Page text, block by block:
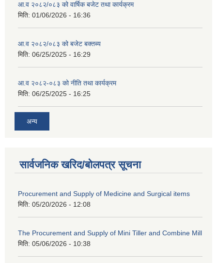
आ.व २०८२/०८३ को वार्षिक बजेट तथा कार्यक्रम
मिति: 01/06/2026 - 16:36
आ.व २०८२/०८३ को बजेट बक्तब्य
मिति: 06/25/2025 - 16:29
आ.व २०८२-०८३ को नीति तथा कार्यक्रम
मिति: 06/25/2025 - 16:25
अन्य
सार्वजनिक खरिद/बोलपत्र सूचना
Procurement and Supply of Medicine and Surgical items
मिति: 05/20/2026 - 12:08
The Procurement and Supply of Mini Tiller and Combine Mill
मिति: 05/06/2026 - 10:38